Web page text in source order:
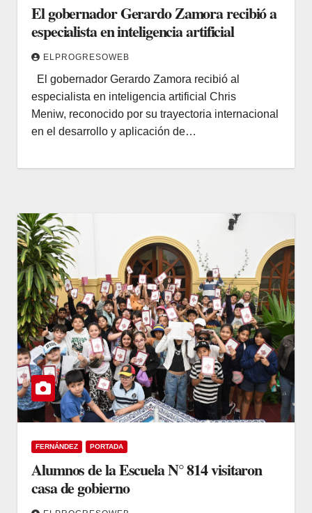
El gobernador Gerardo Zamora recibió a
especialista en inteligencia artificial
ELPROGRESOWEB
El gobernador Gerardo Zamora recibió al
especialista en inteligencia artificial Chris
Meniw, reconocido por su trayectoria internacional
en el desarrollo y aplicación de…
FERNÁNDEZ PORTADA
Alumnos de la Escuela N° 814 visitaron
casa de gobierno